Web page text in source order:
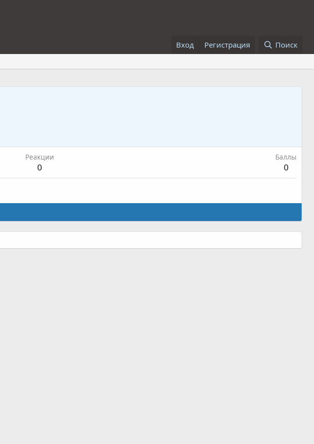
Вход Регистрация Поиск
Реакции
0
Баллы
0